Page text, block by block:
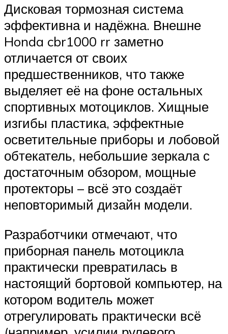
Дисковая тормозная система
эффективна и надёжна. Внешне
Honda cbr1000 rr заметно
отличается от своих
предшественников, что также
выделяет её на фоне остальных
спортивных мотоциклов. Хищные
изгибы пластика, эффектные
осветительные приборы и лобовой
обтекатель, небольшие зеркала с
достаточным обзором, мощные
протекторы – всё это создаёт
неповторимый дизайн модели.
Разработчики отмечают, что
приборная панель мотоцикла
практически превратилась в
настоящий бортовой компьютер, на
котором водитель может
отрегулировать практически всё